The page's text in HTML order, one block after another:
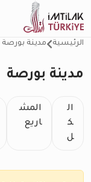
الرئيسية مدينة بورصة
مدينة بورصة
ال
ك
ل
المش
اريع